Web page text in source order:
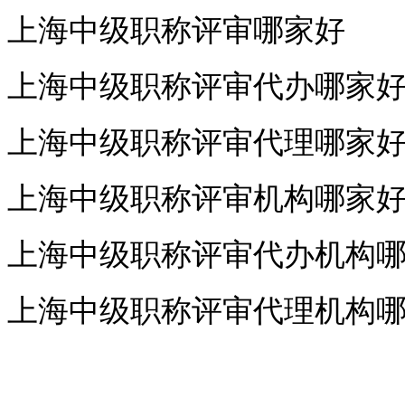
上海中级职称评审哪家好
上海中级职称评审代办哪家
上海中级职称评审代理哪家
上海中级职称评审机构哪家
上海中级职称评审代办机构
上海中级职称评审代理机构